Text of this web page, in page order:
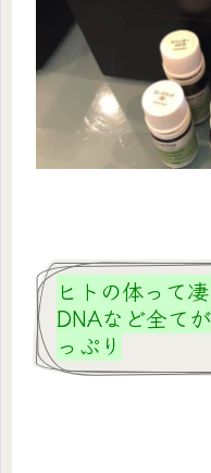
ヒトの体って
DNAなど全て
っぷり